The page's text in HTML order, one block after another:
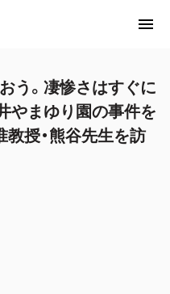
う。凄惨さはすぐに
やまゆり園の事件を
教授・熊谷先生を訪